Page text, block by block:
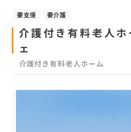
要支援 要介護
介護付き有料老人
ェ
介護付き有料老人ホーム